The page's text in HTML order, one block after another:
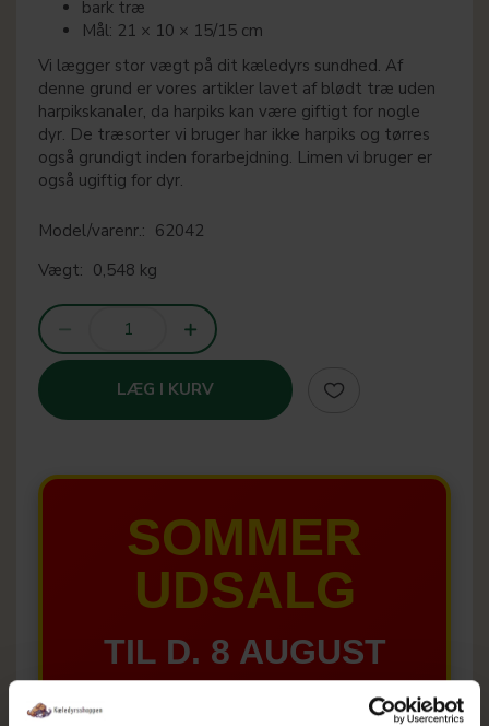
bark træ
Mål: 21 × 10 × 15/15 cm
Vi lægger stor vægt på dit kæledyrs sundhed. Af
denne grund er vores artikler lavet af blødt træ uden
harpikskanaler, da harpiks kan være giftigt for nogle
dyr. De træsorter vi bruger har ikke harpiks og tørres
også grundigt inden forarbejdning. Limen vi bruger er
også ugiftig for dyr.
Model/varenr.: 62042
Vægt: 0,548 kg
LÆG I KURV
SOMMER
UDSALG
TIL D. 8 AUGUST